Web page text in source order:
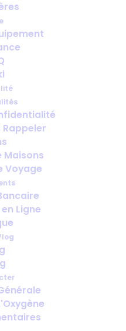
Maisons
Voyage
Ligne
une
? Tout ce